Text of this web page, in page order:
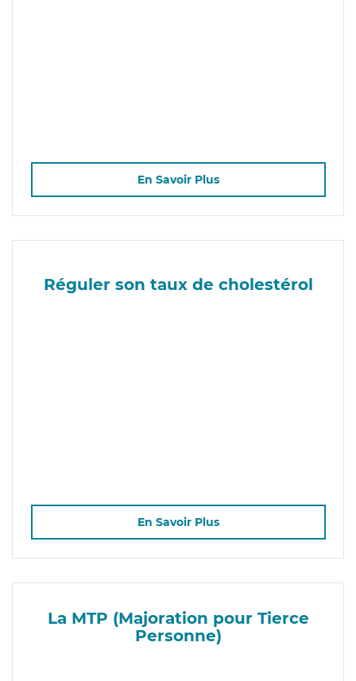
En Savoir Plus
Réguler son taux de cholestérol
En Savoir Plus
La MTP (Majoration pour Tierce
Personne)